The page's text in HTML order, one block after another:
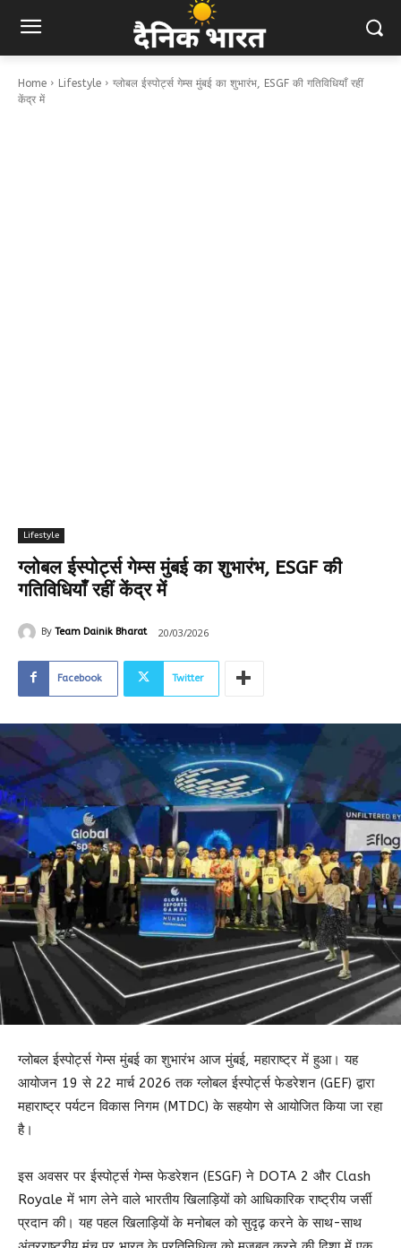
Home Lifestyle
ग्लोबल ईस्पोर्ट्स गेम्स मुंबई का शुभारंभ, ESGF की गतिविधियाँ रहीं
केंद्र में
Lifestyle
ग्लोबल ईस्पोर्ट्स गेम्स मुंबई का शुभारंभ, ESGF की
गतिविधियाँ रहीं केंद्र में
By Team Dainik Bharat 20/03/2026
Facebook Twitter
ग्लोबल ईस्पोर्ट्स गेम्स मुंबई का शुभारंभ आज मुंबई, महाराष्ट्र में हुआ। यह
आयोजन 19 से 22 मार्च 2026 तक ग्लोबल ईस्पोर्ट्स फेडरेशन (GEF) द्वारा
महाराष्ट्र पर्यटन विकास निगम (MTDC) के सहयोग से आयोजित किया जा रहा
है।
इस अवसर पर ईस्पोर्ट्स गेम्स फेडरेशन (ESGF) ने DOTA 2 और Clash
Royale में भाग लेने वाले भारतीय खिलाड़ियों को आधिकारिक राष्ट्रीय जर्सी
प्रदान की। यह पहल खिलाड़ियों के मनोबल को सुदृढ़ करने के साथ-साथ